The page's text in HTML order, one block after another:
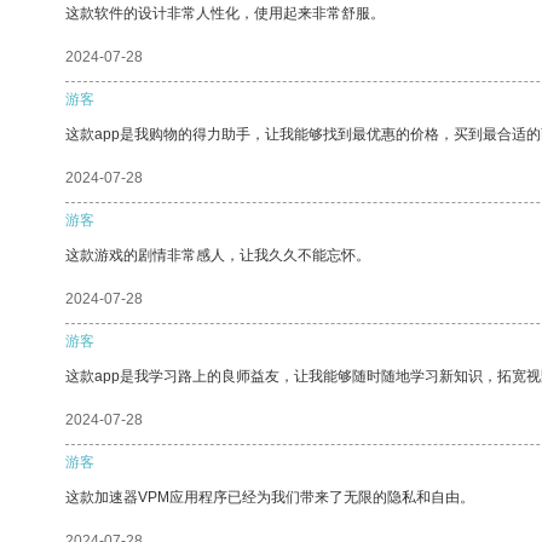
这款软件的设计非常人性化，使用起来非常舒服。
2024-07-28
游客
这款app是我购物的得力助手，让我能够找到最优惠的价格，买到最合适的
2024-07-28
游客
这款游戏的剧情非常感人，让我久久不能忘怀。
2024-07-28
游客
这款app是我学习路上的良师益友，让我能够随时随地学习新知识，拓宽视
2024-07-28
游客
这款加速器VPM应用程序已经为我们带来了无限的隐私和自由。